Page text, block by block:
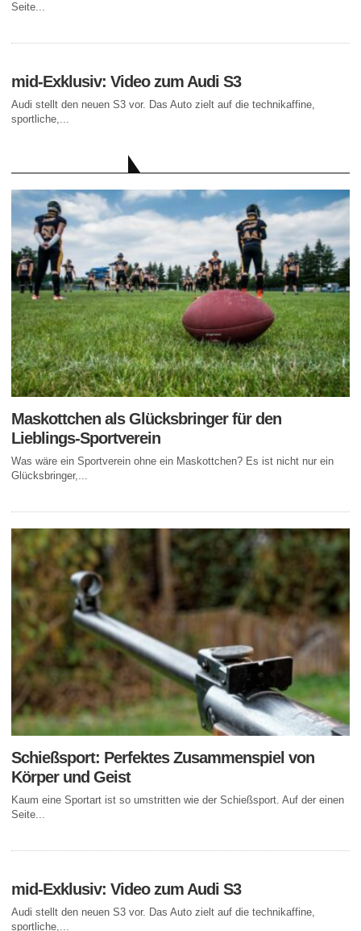
Seite...
mid-Exklusiv: Video zum Audi S3
Audi stellt den neuen S3 vor. Das Auto zielt auf die technikaffine,
sportliche,...
Maskottchen als Glücksbringer für den
Lieblings-Sportverein
Was wäre ein Sportverein ohne ein Maskottchen? Es ist nicht nur ein
Glücksbringer,...
Schießsport: Perfektes Zusammenspiel von
Körper und Geist
Kaum eine Sportart ist so umstritten wie der Schießsport. Auf der einen
Seite...
mid-Exklusiv: Video zum Audi S3
Audi stellt den neuen S3 vor. Das Auto zielt auf die technikaffine,
sportliche,...